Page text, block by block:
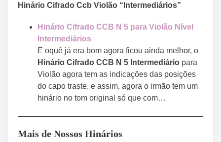
Hinário Cifrado Ccb Violão “Intermediários”
Hinário Cifrado CCB N 5 para Violão Nível
Intermediários
E oquê já era bom agora ficou ainda melhor, o
Hinário Cifrado CCB N 5 Intermediário para
Violão agora tem as indicações das posições
do capo traste, e assim, agora o irmão tem um
hinário no tom original só que com…
Mais de Nossos Hinários